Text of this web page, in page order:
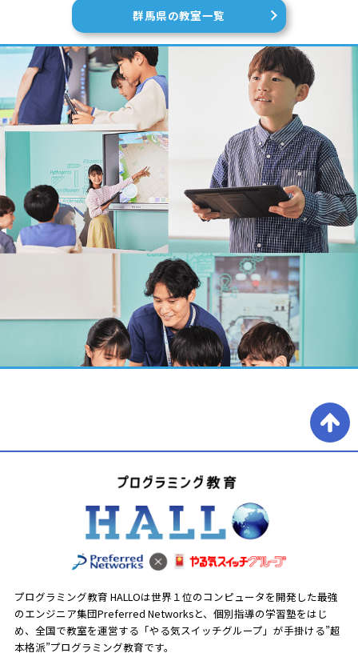
群馬県の教室一覧
プログラミング教育 HALLOは世界１位のコンピュータを開発した最強
のエンジニア集団Preferred Networksと、 個別指導の学習塾をはじ
め、全国で教室を運営する「やる気スイッチグループ」が手掛ける”超
本格派”プログラミング教育です。